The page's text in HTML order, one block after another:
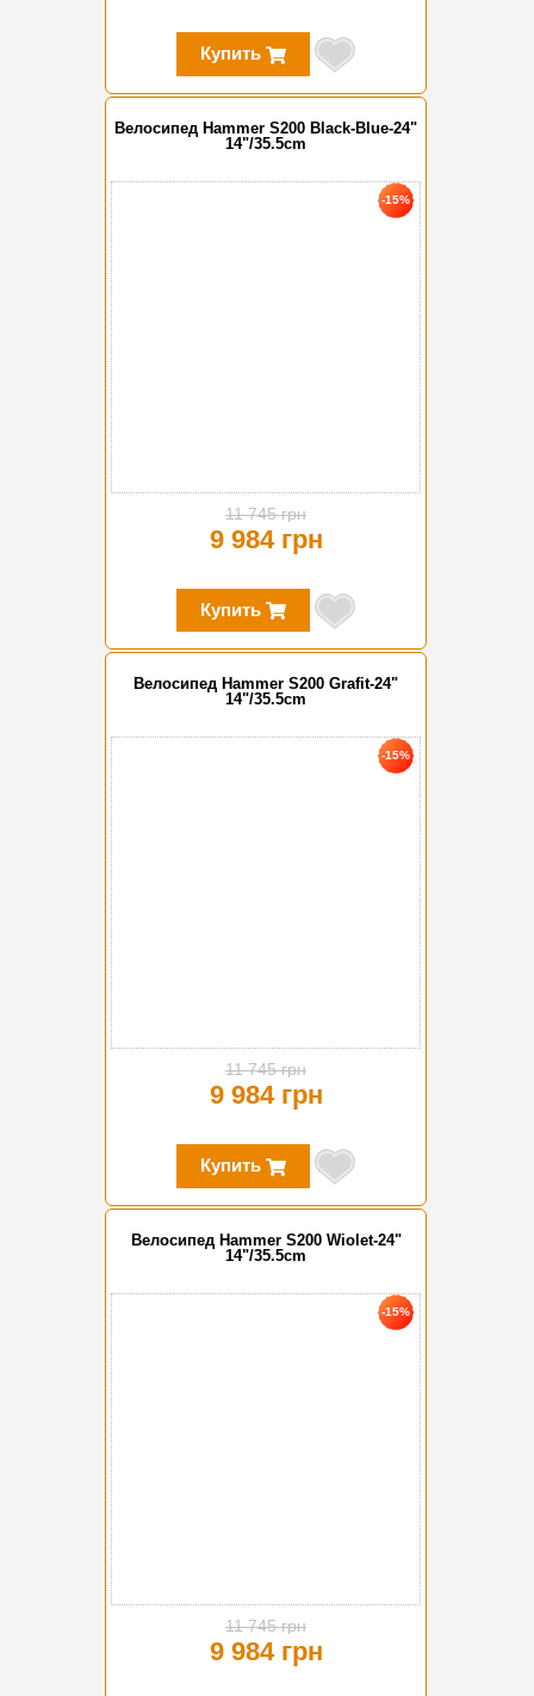
Купить
Велосипед Hammer S200 Black-Blue-24"
14"/35.5cm
-15%
11 745 грн
9 984 грн
Купить
Велосипед Hammer S200 Grafit-24"
14"/35.5cm
-15%
11 745 грн
9 984 грн
Купить
Велосипед Hammer S200 Wiolet-24"
14"/35.5cm
-15%
11 745 грн
9 984 грн